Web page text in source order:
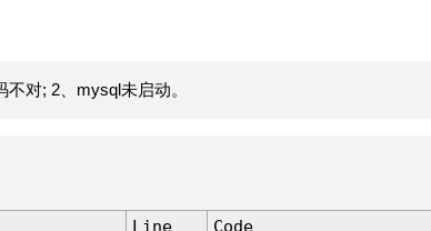
对; 2、mysql未启动。
Line
Code